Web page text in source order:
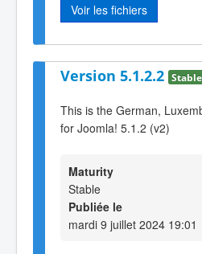
Voir les fichiers
Version 5.1.2.2 Stable
This is the German,
for Joomla! 5.1.2 (v2)
Maturity
Stable
Publiée le
mardi 9 juillet 2024 19:01